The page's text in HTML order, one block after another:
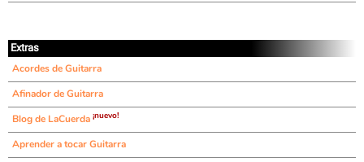
Extras
Acordes de Guitarra
Afinador de Guitarra
Blog de LaCuerda ¡nuevo!
Aprender a tocar Guitarra